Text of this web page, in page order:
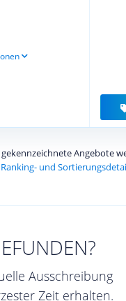
Angebote
Ranking- und
Ausschreibung
Zeit erhalten.